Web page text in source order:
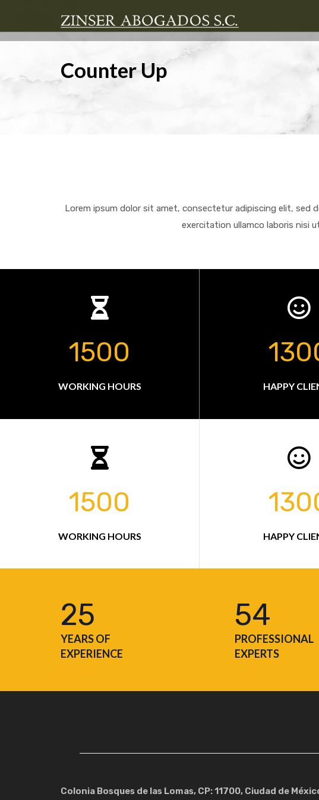
Counter Up
Lorem ipsum dolor sit amet, consectetur adipiscing elit, sed
exercitation ullamco laboris nisi
1500
WORKING HOURS HAPPY
1500
WORKING HOURS HAPPY
25
YEARS OF
EXPERIENCE
54
PROFESSIONAL
EXPERTS
Colonia Bosques de las Lomas, CP: 11700, Ciudad de